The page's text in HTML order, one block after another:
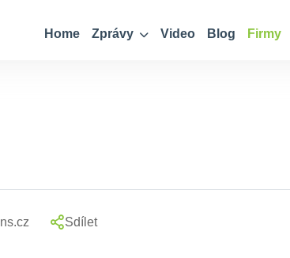
Home Zprávy Video Blog Firmy
Sdílet